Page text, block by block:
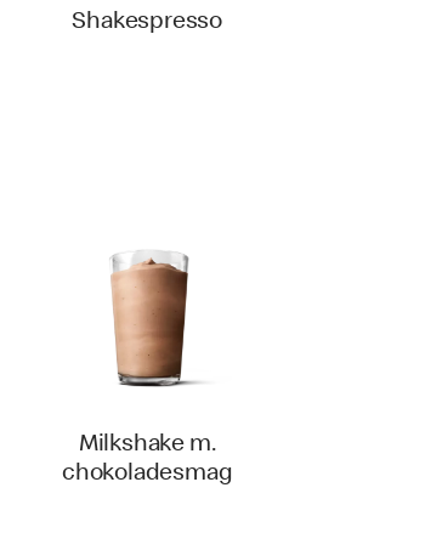
Shakespresso
Milkshake m.
chokoladesmag